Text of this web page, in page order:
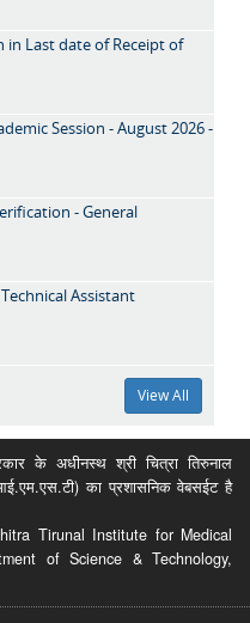
in Last date of Receipt of
Session - August 2026 -
- General
Assistant
View All
के अधीनस्थ श्री चित्रा तिरुनाल
का प्रशासनिक वेबसईट है
Tirunal Institute for Medical
of Science & Technology,